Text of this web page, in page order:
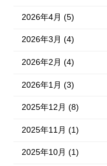
2026年4月 (5)
2026年3月 (4)
2026年2月 (4)
2026年1月 (3)
2025年12月 (8)
2025年11月 (1)
2025年10月 (1)